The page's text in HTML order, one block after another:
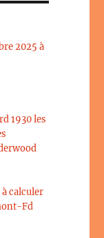
2025 à
1930 les
calculer
Fd